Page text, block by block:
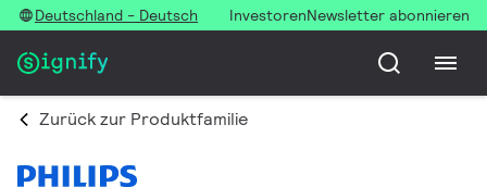
Deutschland - Deutsch InvestorenNewsletter abonnieren
Zurück zur Produktfamilie